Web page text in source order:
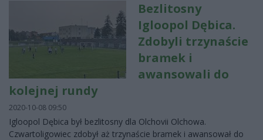
Bezlitosny
Igloopol Dębica.
Zdobyli trzynaście
bramek i
awansowali do
kolejnej rundy
2020-10-08 09:50
Igloopol Dębica był bezlitosny dla Olchovii Olchowa.
Czwartoligowiec zdobył aż trzynaście bramek i awansował do